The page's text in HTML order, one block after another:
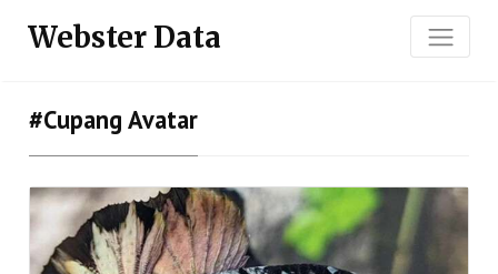
Webster Data
#cupang Avatar